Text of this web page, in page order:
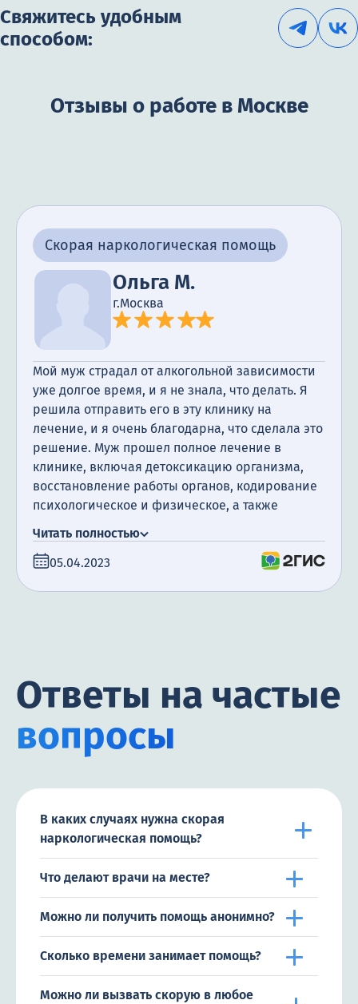
Свяжитесь удобным
способом:
Отзывы о работе в Москве
Скорая наркологическая помощь
Ольга М.
г.Москва
Мой муж страдал от алкогольной зависимости
уже долгое время, и я не знала, что делать. Я
решила отправить его в эту клинику на
лечение, и я очень благодарна, что сделала это
решение. Муж прошел полное лечение в
клинике, включая детоксикацию организма,
восстановление работы органов, кодирование
психологическое и физическое, а также
благодарна за поддержку, которую мы
получили. Сегодня прошло уже полгода с того
Читать полностью
05.04.2023
Ответы на частые
вопросы
В каких случаях нужна скорая
наркологическая помощь?
Что делают врачи на месте?
Можно ли получить помощь анонимно?
Сколько времени занимает помощь?
Можно ли вызвать скорую в любое